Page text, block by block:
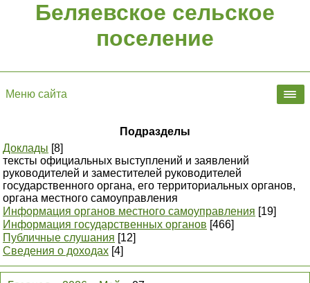
Беляевское сельское
поселение
Меню сайта
Подразделы
Доклады [8]
тексты официальных выступлений и заявлений
руководителей и заместителей руководителей
государственного органа, его территориальных органов,
органа местного самоуправления
Информация органов местного самоуправления [19]
Информация государственных органов [466]
Публичные слушания [12]
Сведения о доходах [4]